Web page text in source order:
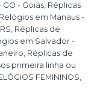
- Goiás, Réplicas
em Manaus -
, Réplicas de
em Salvador -
, Réplicas de
primeira linha ou
FEMININOS,